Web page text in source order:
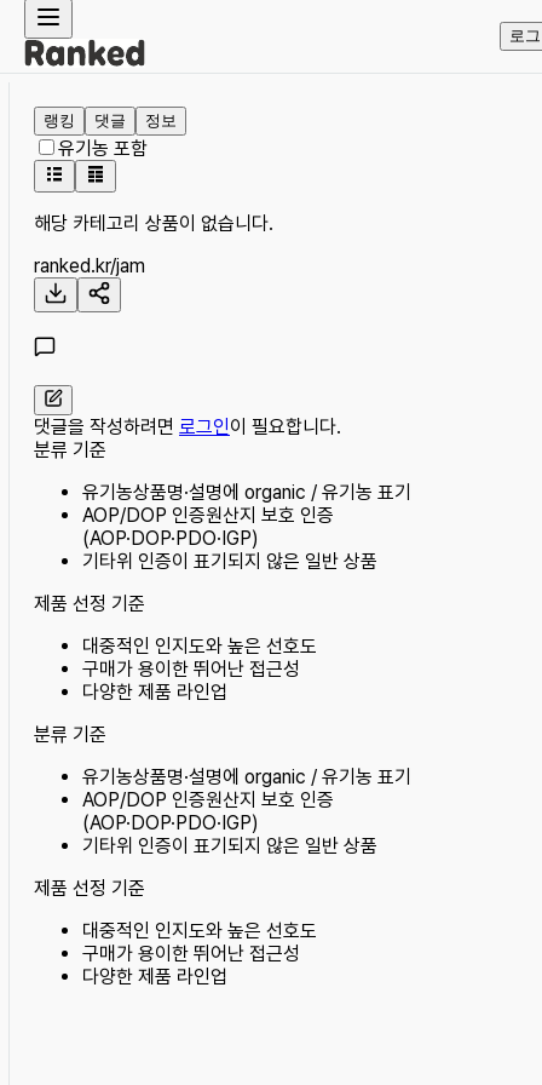
로
랭킹 댓글 정보
유기농 포함
해당 카테고리 상품이 없습니다.
ranked.kr/jam
댓글을 작성하려면 로그인이 필요합니다.
분류 기준
유기농상품명·설명에 organic / 유기농 표기
AOP/DOP 인증원산지 보호 인증
(AOP·DOP·PDO·IGP)
기타위 인증이 표기되지 않은 일반 상품
제품 선정 기준
대중적인 인지도와 높은 선호도
구매가 용이한 뛰어난 접근성
다양한 제품 라인업
분류 기준
유기농상품명·설명에 organic / 유기농 표기
AOP/DOP 인증원산지 보호 인증
(AOP·DOP·PDO·IGP)
기타위 인증이 표기되지 않은 일반 상품
제품 선정 기준
대중적인 인지도와 높은 선호도
구매가 용이한 뛰어난 접근성
다양한 제품 라인업